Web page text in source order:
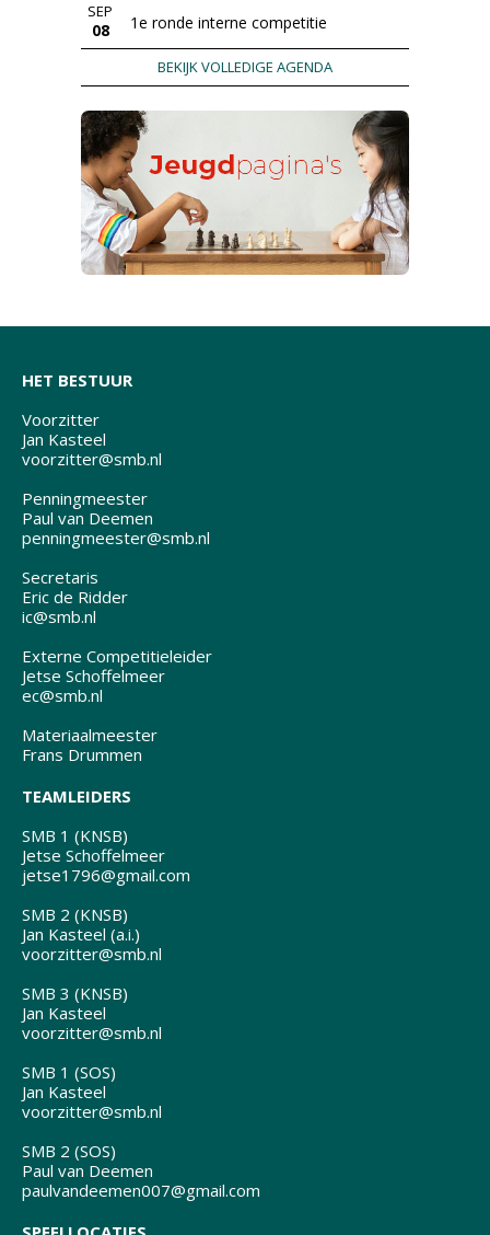
SEP
08 1e ronde interne competitie
BEKIJK VOLLEDIGE AGENDA
HET BESTUUR
Voorzitter
Jan Kasteel
voorzitter@smb.nl
Penningmeester
Paul van Deemen
penningmeester@smb.nl
Secretaris
Eric de Ridder
ic@smb.nl
Externe Competitieleider
Jetse Schoffelmeer
ec@smb.nl
Materiaalmeester
Frans Drummen
TEAMLEIDERS
SMB 1 (KNSB)
Jetse Schoffelmeer
jetse1796@gmail.com
SMB 2 (KNSB)
Jan Kasteel (a.i.)
voorzitter@smb.nl
SMB 3 (KNSB)
Jan Kasteel
voorzitter@smb.nl
SMB 1 (SOS)
Jan Kasteel
voorzitter@smb.nl
SMB 2 (SOS)
Paul van Deemen
paulvandeemen007@gmail.com